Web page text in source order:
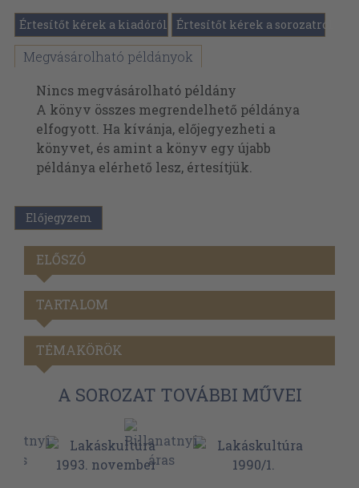
Értesítőt kérek a kiadóról Értesítőt kérek a sorozatról
Megvásárolható példányok
Nincs megvásárolható példány
A könyv összes megrendelhető példánya
elfogyott. Ha kívánja, előjegyezheti a
könyvet, és amint a könyv egy újabb
példánya elérhető lesz, értesítjük.
Előjegyzem
ELŐSZÓ
TARTALOM
TÉMAKÖRÖK
A SOROZAT TOVÁBBI MŰVEI